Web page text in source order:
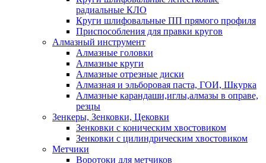
радиальные КЛО
Круги шлифовальные ПП прямого профиля
Приспособления для правки кругов
Алмазный инструмент
Алмазные головки
Алмазные круги
Алмазные отрезные диски
Алмазная и эльборовая паста, ГОИ, Шкурка
Алмазные карандаши,иглы,алмазы в оправе,
резцы
Зенкеры, Зенковки, Цековки
Зенковки с коническим хвостовиком
Зенковки с цилиндрическим хвостовиком
Метчики
Воротоки для метчиков